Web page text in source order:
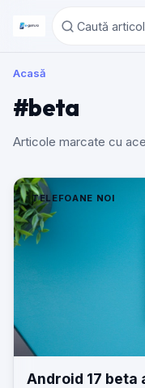
Acasă
#beta
Articole marcate cu
TELEFOANE NOI
Android 17 beta